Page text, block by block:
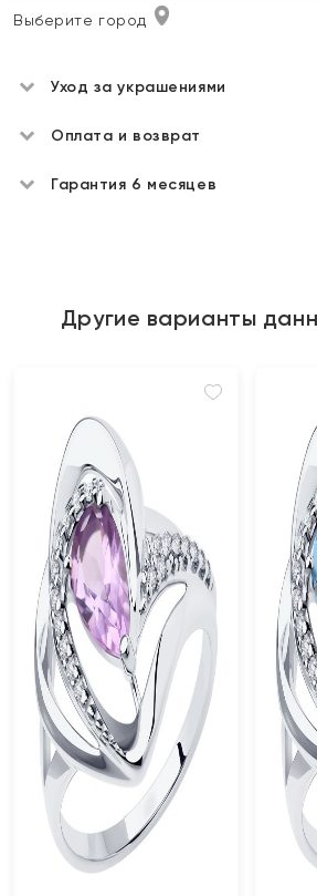
Выберите город
Уход за украшениями
Оплата и возврат
Гарантия 6 месяцев
Другие варианты